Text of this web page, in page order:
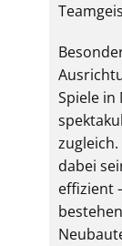
Spiele
dabei
effizient